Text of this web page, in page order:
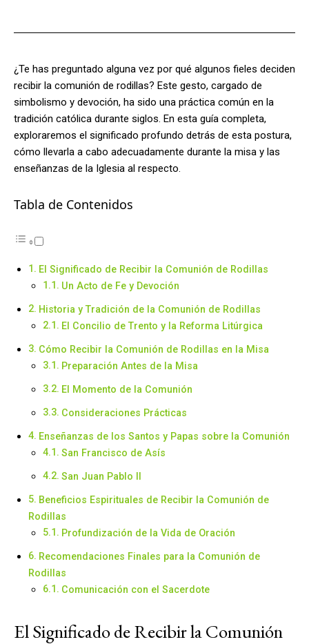
¿Te has preguntado alguna vez por qué algunos fieles deciden
recibir la comunión de rodillas? Este gesto, cargado de
simbolismo y devoción, ha sido una práctica común en la
tradición católica durante siglos. En esta guía completa,
exploraremos el significado profundo detrás de esta postura,
cómo llevarla a cabo adecuadamente durante la misa y las
enseñanzas de la Iglesia al respecto.
Tabla de Contenidos
El Significado de Recibir la Comunión de Rodillas
Un Acto de Fe y Devoción
Historia y Tradición de la Comunión de Rodillas
El Concilio de Trento y la Reforma Litúrgica
Cómo Recibir la Comunión de Rodillas en la Misa
Preparación Antes de la Misa
El Momento de la Comunión
Consideraciones Prácticas
Enseñanzas de los Santos y Papas sobre la Comunión
San Francisco de Asís
San Juan Pablo II
Beneficios Espirituales de Recibir la Comunión de
Rodillas
Profundización de la Vida de Oración
Recomendaciones Finales para la Comunión de
Rodillas
Comunicación con el Sacerdote
El Significado de Recibir la Comunión